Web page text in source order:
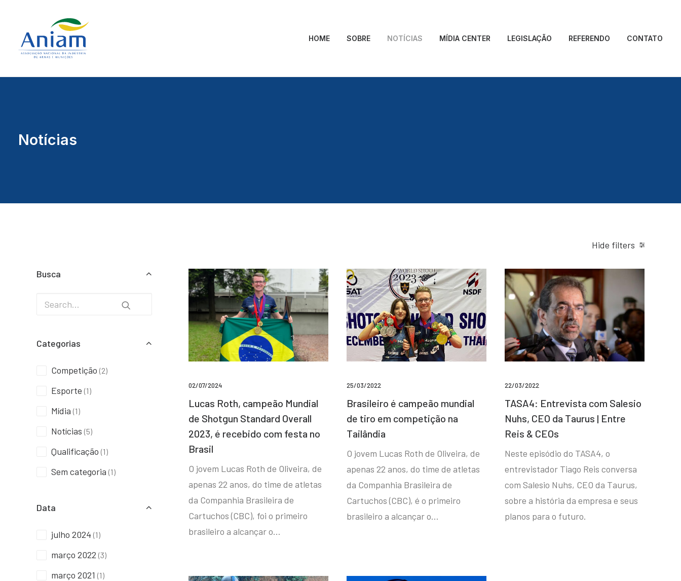
HOME SOBRE NOTÍCIAS MÍDIA CENTER LEGISLAÇÃO REFERENDO CONTATO
Notícias
Hide filters
Busca
Categorias
Competição (2)
Esporte (1)
Mídia (1)
Notícias (5)
Qualificação (1)
Sem categoria (1)
Data
julho 2024 (1)
março 2022 (3)
março 2021 (1)
02/07/2024
Lucas Roth, campeão Mundial
de Shotgun Standard Overall
2023, é recebido com festa no
Brasil
O jovem Lucas Roth de Oliveira, de
apenas 22 anos, do time de atletas
da Companhia Brasileira de
Cartuchos (CBC), foi o primeiro
brasileiro a alcançar o…
25/03/2022
Brasileiro é campeão mundial
de tiro em competição na
Tailândia
O jovem Lucas Roth de Oliveira, de
apenas 22 anos, do time de atletas
da Companhia Brasileira de
Cartuchos (CBC), é o primeiro
brasileiro a alcançar o…
22/03/2022
TASA4: Entrevista com Salesio
Nuhs, CEO da Taurus | Entre
Reis & CEOs
Neste episódio do TASA4, o
entrevistador Tiago Reis conversa
com Salesio Nuhs, CEO da Taurus,
sobre a história da empresa e seus
planos para o futuro.